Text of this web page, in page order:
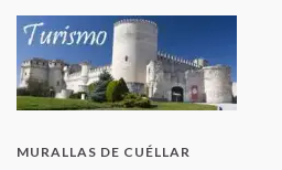
MURALLAS DE CUÉLLAR